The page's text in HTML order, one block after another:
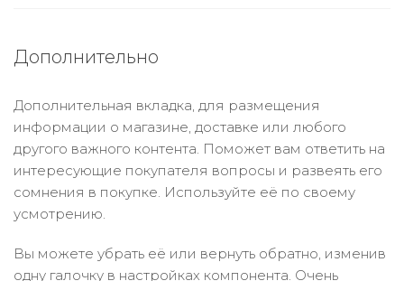
Дополнительно
Дополнительная вкладка, для размещения
информации о магазине, доставке или любого
другого важного контента. Поможет вам ответить на
интересующие покупателя вопросы и развеять его
сомнения в покупке. Используйте её по своему
усмотрению.
Вы можете убрать её или вернуть обратно, изменив
одну галочку в настройках компонента. Очень